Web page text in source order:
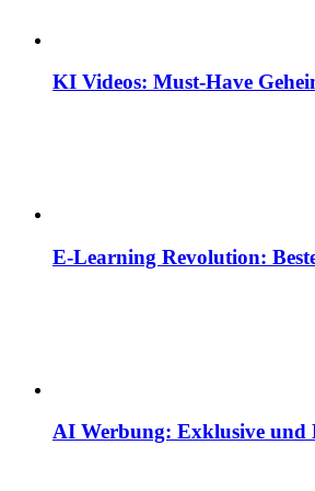
KI Videos: Must-Have
E-Learning Revolution:
AI Werbung: Exklusive und